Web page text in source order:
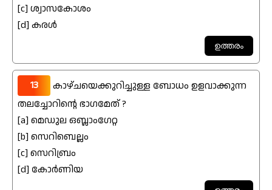
[c] ശ്വാസകോശം
[d] കരൾ
13
കാഴ്ചയെക്കുറിച്ചുള്ള ബോധം ഉളവാക്കുന്ന
തലച്ചോറിന്റെ ഭാഗമേത് ?
[a] മെഡുല ഒബ്ലാംഗേറ്റ
[b] സെറിബെല്ലം
[c] സെറിബ്രം
[d] കോർണിയ